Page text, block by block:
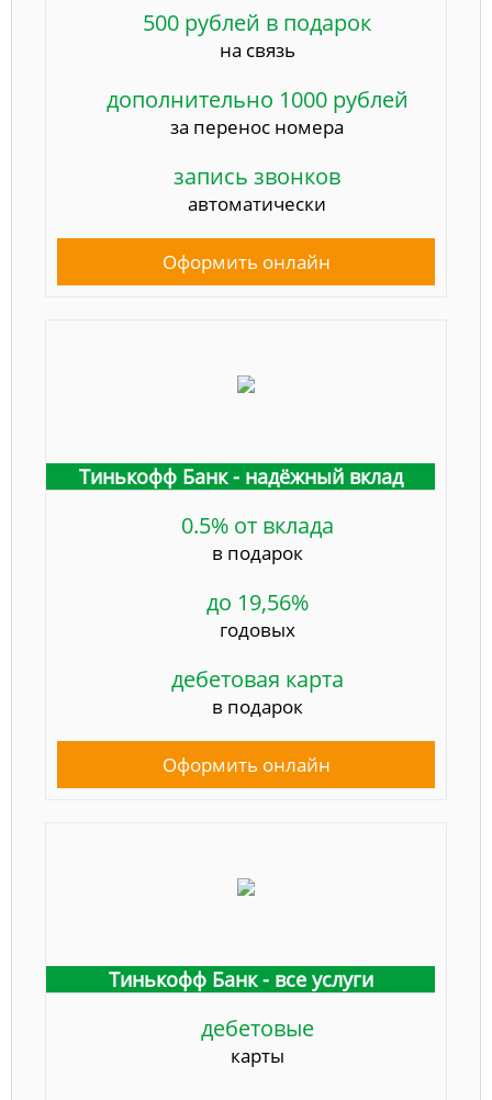
500 рублей в подарок
на связь
дополнительно 1000 рублей
за перенос номера
запись звонков
автоматически
Оформить онлайн
Тинькофф Банк - надёжный вклад
0.5% от вклада
в подарок
до 19,56%
годовых
дебетовая карта
в подарок
Оформить онлайн
Тинькофф Банк - все услуги
дебетовые
карты